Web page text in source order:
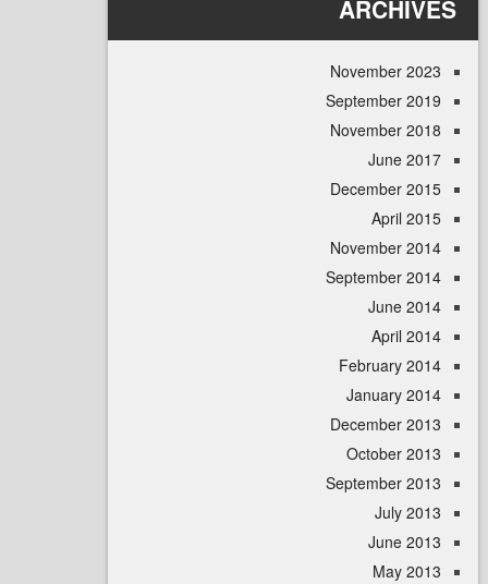
November
September
November
June
December
April
November
September
June
April
February
January
December
October
September
July
June
May